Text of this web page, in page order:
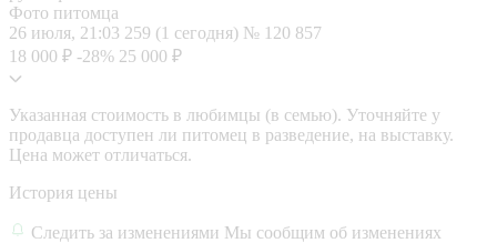
Фото питомца
26 июля, 21:03 259 (1 сегодня) № 120 857
18 000 ₽ -28% 25 000 ₽
Указанная стоимость в любимцы (в семью). Уточняйте у
продавца доступен ли питомец в разведение, на выставку.
Цена может отличаться.
История цены
Следить за изменениями Мы сообщим об изменениях